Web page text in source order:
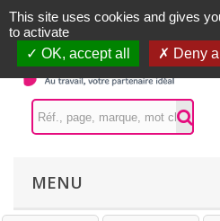
MENU
This site uses cookies and gives
to activate
OK, accept all
Deny